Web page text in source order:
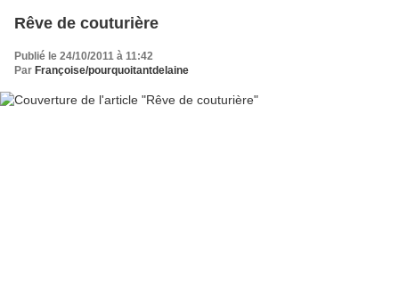
Rêve de couturière
Publié le 24/10/2011 à 11:42
Par Françoise/pourquoitantdelaine